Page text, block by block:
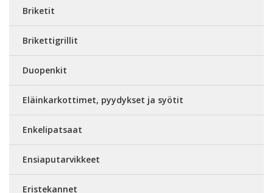
Briketit
Brikettigrillit
Duopenkit
Eläinkarkottimet, pyydykset ja syötit
Enkelipatsaat
Ensiaputarvikkeet
Eristekannet